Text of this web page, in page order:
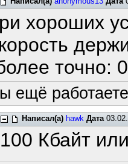
хороших
точно:
ещё
Написал(а) hawk Дата
100 Кбайт